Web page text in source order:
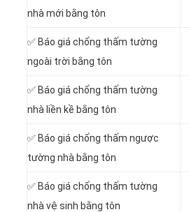
nhà mới bằng tôn
✅ Báo giá chống thấm tường
ngoài trời bằng tôn
✅ Báo giá chống thấm tường
nhà liền kề bằng tôn
✅ Báo giá chống thấm ngược
tường nhà bằng tôn
✅ Báo giá chống thấm tường
nhà vệ sinh bằng tôn